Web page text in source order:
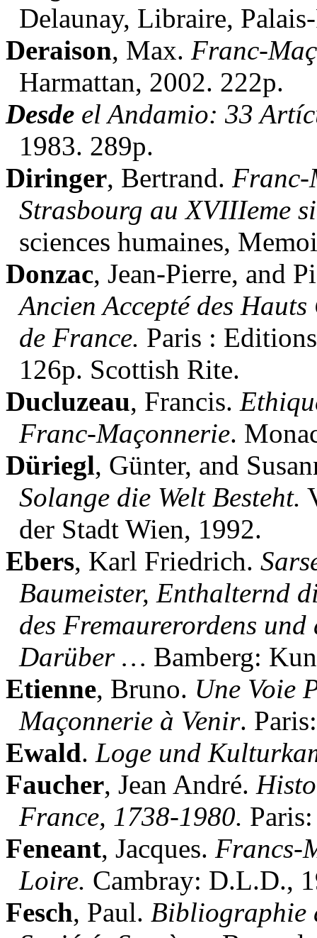
Delaunay, Libraire,
Deraison, Max. Franc-
Harmattan, 2002. 222p.
Desde el Andamio: 33
1983. 289p.
Diringer, Bertrand. Franc-
Strasbourg au XVIIIeme
sciences humaines,
Donzac, Jean-Pierre, and
Ancien Accepté des
de France. Paris :
126p. Scottish Rite.
Ducluzeau, Francis.
Franc-Maçonnerie.
Düriegl, Günter, and
Solange die Welt Besteht.
der Stadt Wien, 1992.
Ebers, Karl Friedrich.
Baumeister, Enthalternd
des Fremaurerordens
Darüber … Bamberg:
Etienne, Bruno. Une Voie
Maçonnerie à Venir.
Ewald. Loge und
Faucher, Jean André.
France, 1738-1980.
Feneant, Jacques. Francs-
Loire. Cambray: D.L.D.,
Fesch, Paul. Bibliographie